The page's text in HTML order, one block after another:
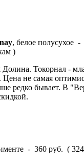
, белое полусухое
)
Долина. Токорнал -
. Цена не самая
редко бывает. В
- 360 руб. (